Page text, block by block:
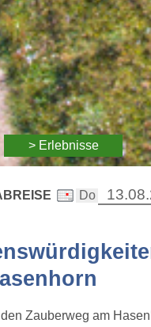
> Erlebnisse
Zauberweg am